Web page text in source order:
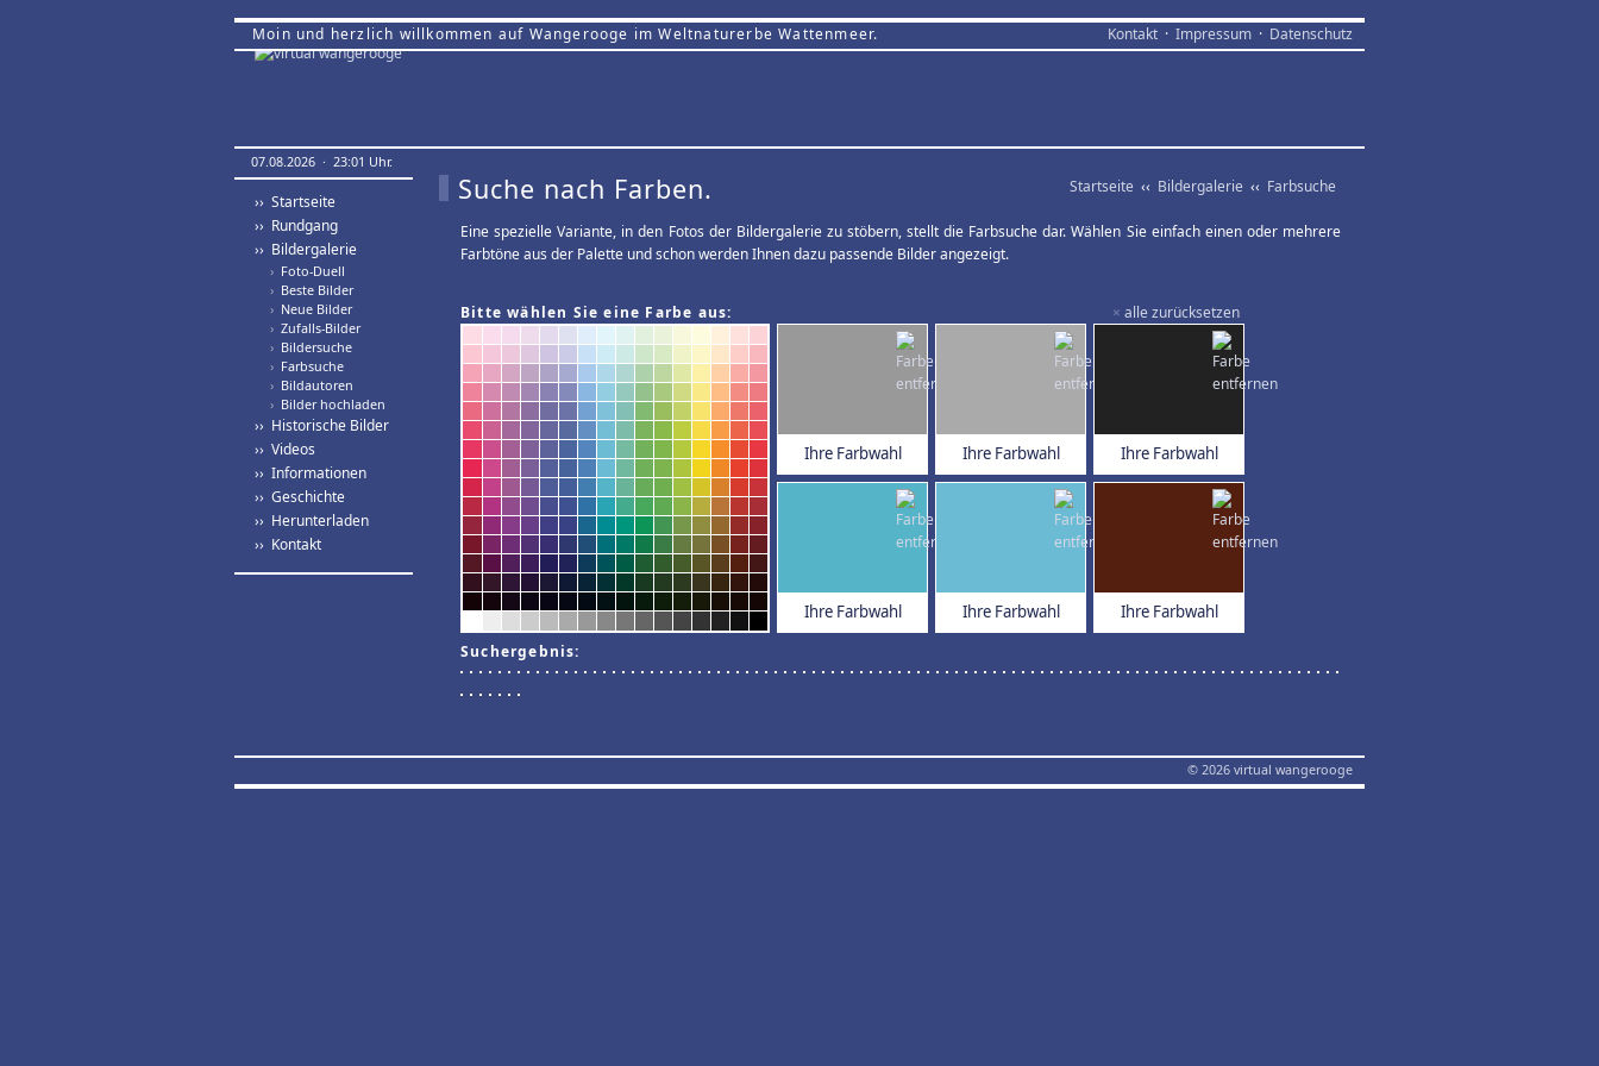
Moin und herzlich willkommen auf Wangerooge im Weltnaturerbe Wattenmeer. Kontakt · Impressum · Datenschutz
07.08.2026 · 23:01 Uhr.
›› Startseite
›› Rundgang
›› Bildergalerie
› Foto-Duell
› Beste Bilder
› Neue Bilder
› Zufalls-Bilder
› Bildersuche
› Farbsuche
› Bildautoren
› Bilder hochladen
›› Historische Bilder
›› Videos
›› Informationen
›› Geschichte
›› Herunterladen
›› Kontakt
Startseite ‹‹ Bildergalerie ‹‹ Farbsuche
Suche nach Farben.
Eine spezielle Variante, in den Fotos der Bildergalerie zu stöbern, stellt die Farbsuche dar. Wählen Sie einfach einen oder mehrere
Farbtöne aus der Palette und schon werden Ihnen dazu passende Bilder angezeigt.
× alle zurücksetzen
Bitte wählen Sie eine Farbe aus:
Ihre Farbwahl Ihre Farbwahl Ihre Farbwahl
Ihre Farbwahl Ihre Farbwahl Ihre Farbwahl
Suchergebnis:
© 2026 virtual wangerooge